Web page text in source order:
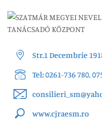
Str.1 Decembrie
Tel: 0261-736 780,
www.cjraesm.ro